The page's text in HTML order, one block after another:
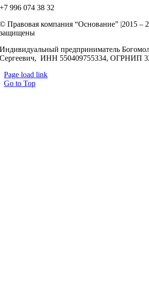
+7 996 074 38 32
© Правовая компания “Основание” |2015 –
защищены
Индивидуальный предприниматель
Сергеевич, ИНН 550409755334, ОГРНИП
Page load link
Go to Top